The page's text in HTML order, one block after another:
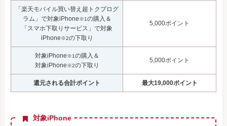
「楽天モバイル買い替え超トクプログ
ラム」で対象iPhone※1の購入＆
「スマホ下取りサービス」で対象
iPhone※2の下取り
5,000ポイント
対象iPhone※1の購入＆
対象iPhone※2の下取り
5,000ポイント
還元される合計ポイント 最大19,000ポイント
対象iPhone